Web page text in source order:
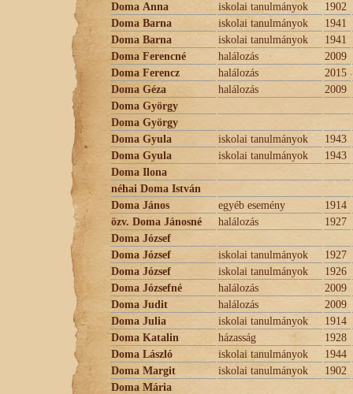
Doma Anna
iskolai tanulmányok
1902
Doma Barna
iskolai tanulmányok
1941
Doma Barna
iskolai tanulmányok
1941
Doma Ferencné
halálozás
2009
Doma Ferencz
halálozás
2015
Doma Géza
halálozás
2009
Doma György
Doma György
Doma Gyula
iskolai tanulmányok
1943
Doma Gyula
iskolai tanulmányok
1943
Doma Ilona
néhai Doma István
Doma János
egyéb esemény
1914
özv. Doma Jánosné
halálozás
1927
Doma József
Doma József
iskolai tanulmányok
1927
Doma József
iskolai tanulmányok
1926
Doma Józsefné
halálozás
2009
Doma Judit
halálozás
2009
Doma Julia
iskolai tanulmányok
1914
Doma Katalin
házasság
1928
Doma László
iskolai tanulmányok
1944
Doma Margit
iskolai tanulmányok
1902
Doma Mária